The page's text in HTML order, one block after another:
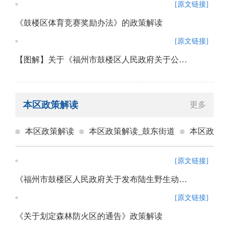
[原文链接]
《鼓楼区体育竞赛奖励办法》的政策解读
[原文链接]
【图解】关于《福州市鼓楼区人民政府关于公布<鼓楼区重餐饮禁设区域清单（第3批）>的通知》的政策解读
本区政策解读 更多
本区政策解读 本区政策解读_鼓东街道 本区政策
[原文链接]
《福州市鼓楼区人民政府关于发布陆生野生动物禁猎区禁猎期以及禁猎工具和方法的通告》的政策解读
[原文链接]
《关于划定森林防火区的通告》政策解读